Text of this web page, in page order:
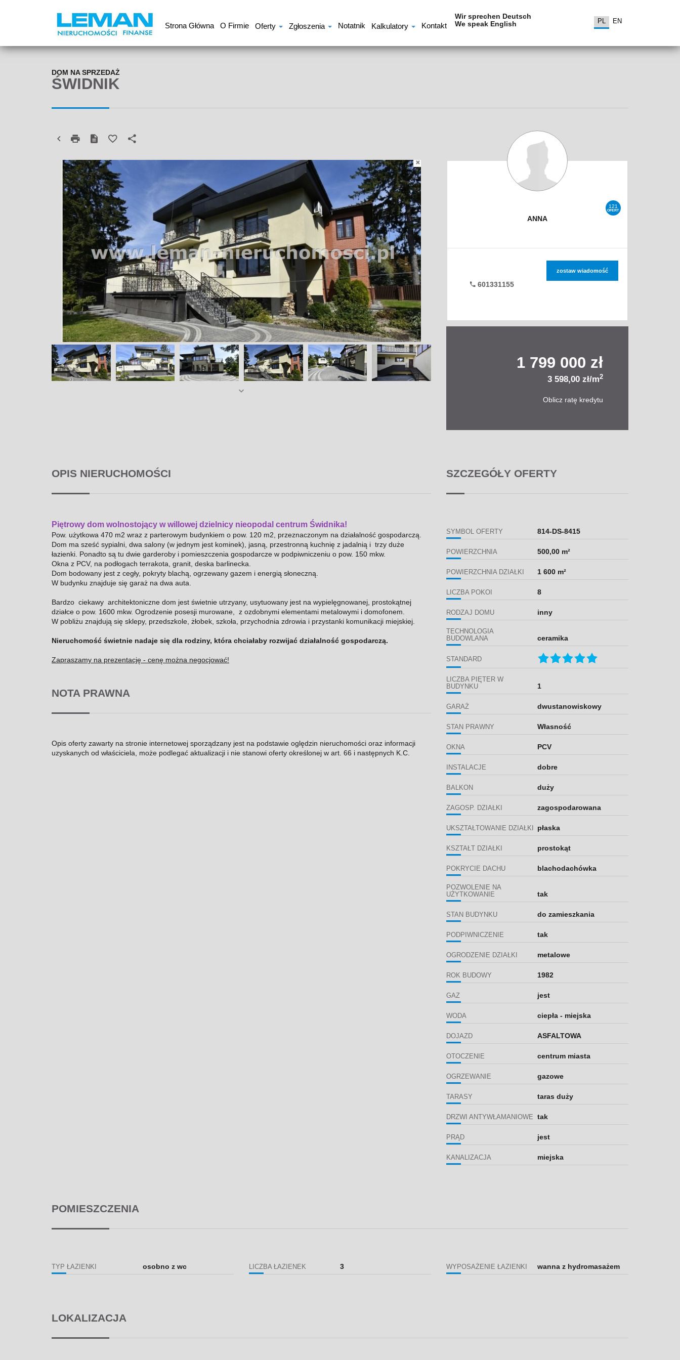
Strona Główna O Firmie Oferty Zgłoszenia Notatnik Kalkulatory Kontakt
Wir sprechen Deutsch
We speak English
PL EN
ŚWIDNIK
DOM NA SPRZEDAŻ
121
OFERT
ANNA
601331155
zostaw wiadomość
1 799 000 zł
3 598,00 zł/m2
Oblicz ratę kredytu
OPIS NIERUCHOMOŚCI
Piętrowy dom wolnostojący w willowej dzielnicy nieopodal centrum Świdnika!
Pow. użytkowa 470 m2 wraz z parterowym budynkiem o pow. 120 m2, przeznaczonym na działalność gospodarczą.
Dom ma sześć sypialni, dwa salony (w jednym jest kominek), jasną, przestronną kuchnię z jadalnią i trzy duże
łazienki. Ponadto są tu dwie garderoby i pomieszczenia gospodarcze w podpiwniczeniu o pow. 150 mkw.
Okna z PCV, na podłogach terrakota, granit, deska barlinecka.
Dom bodowany jest z cegły, pokryty blachą, ogrzewany gazem i energią słoneczną.
W budynku znajduje się garaż na dwa auta.
Bardzo ciekawy architektoniczne dom jest świetnie utrzyany, usytuowany jest na wypielęgnowanej, prostokątnej
działce o pow. 1600 mkw. Ogrodzenie posesji murowane, z ozdobnymi elementami metalowymi i domofonem.
W pobliżu znajdują się sklepy, przedszkole, żłobek, szkoła, przychodnia zdrowia i przystanki komunikacji miejskiej.
Nieruchomość świetnie nadaje się dla rodziny, która chciałaby rozwijać działalność gospodarczą.
Zapraszamy na prezentację - cenę można negocjować!
NOTA PRAWNA
Opis oferty zawarty na stronie internetowej sporządzany jest na podstawie oględzin nieruchomości oraz informacji
uzyskanych od właściciela, może podlegać aktualizacji i nie stanowi oferty określonej w art. 66 i następnych K.C.
SZCZEGÓŁY OFERTY
SYMBOL OFERTY 814-DS-8415
POWIERZCHNIA 500,00 m²
POWIERZCHNIA DZIAŁKI 1 600 m²
LICZBA POKOI 8
RODZAJ DOMU inny
TECHNOLOGIA
BUDOWLANA
ceramika
STANDARD
LICZBA PIĘTER W
BUDYNKU
1
GARAŻ dwustanowiskowy
STAN PRAWNY Własność
OKNA PCV
INSTALACJE dobre
BALKON duży
ZAGOSP. DZIAŁKI zagospodarowana
UKSZTAŁTOWANIE DZIAŁKI płaska
KSZTAŁT DZIAŁKI prostokąt
POKRYCIE DACHU blachodachówka
POZWOLENIE NA
UŻYTKOWANIE
tak
STAN BUDYNKU do zamieszkania
PODPIWNICZENIE tak
OGRODZENIE DZIAŁKI metalowe
ROK BUDOWY 1982
GAZ jest
WODA ciepła - miejska
DOJAZD ASFALTOWA
OTOCZENIE centrum miasta
OGRZEWANIE gazowe
TARASY taras duży
DRZWI ANTYWŁAMANIOWE tak
PRĄD jest
KANALIZACJA miejska
POMIESZCZENIA
TYP ŁAZIENKI osobno z wc LICZBA ŁAZIENEK 3 WYPOSAŻENIE ŁAZIENKI wanna z hydromasażem
LOKALIZACJA